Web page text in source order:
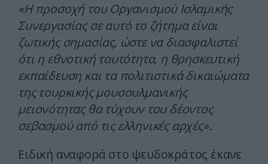
«Η προσοχή του Οργανισμού Ισλαμικής
Συνεργασίας σε αυτό το ζήτημα είναι
ζωτικής σημασίας, ώστε να διασφαλιστεί
ότι η εθνοτική ταυτότητα, η θρησκευτική
εκπαίδευση και τα πολιτιστικά δικαιώματα
της τουρκικής μουσουλμανικής
μειονότητας θα τύχουν του δέοντος
σεβασμού από τις ελληνικές αρχές».
Ειδική αναφορά στο ψευδοκράτος έκανε